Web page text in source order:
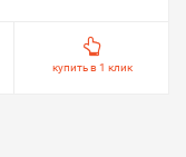
купить в 1 клик